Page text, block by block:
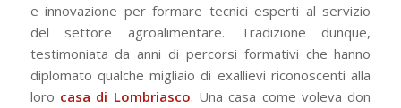
e innovazione per formare tecnici esperti al servizio
del settore agroalimentare. Tradizione dunque,
testimoniata da anni di percorsi formativi che hanno
diplomato qualche migliaio di exallievi riconoscenti alla
loro casa di Lombriasco. Una casa come voleva don